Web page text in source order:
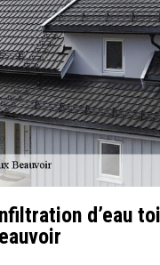
d’eau